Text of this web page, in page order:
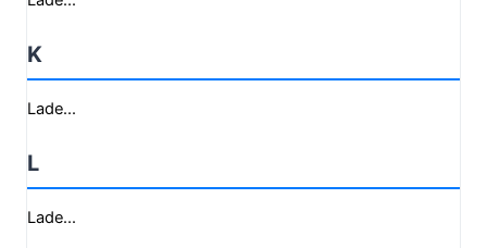
K
Lade...
L
Lade...